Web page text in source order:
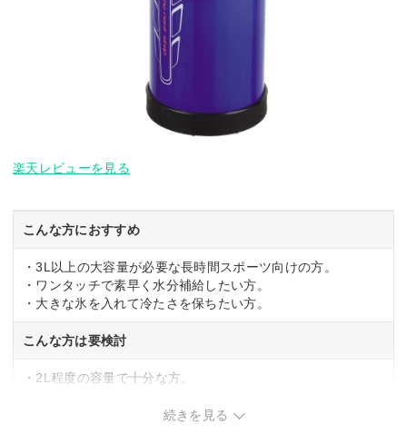
楽天レビューを見る
こんな方におすすめ
・3L以上の大容量が必要な長時間スポーツ向けの方。
・ワンタッチで素早く水分補給したい方。
・大きな氷を入れて冷たさを保ちたい方。
こんな方は要検討
・2L程度の容量で十分な方。
続きを見る